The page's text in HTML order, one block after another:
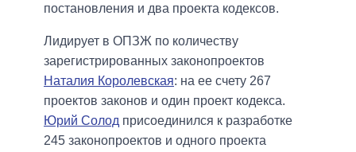
постановления и два проекта кодексов.
Лидирует в ОПЗЖ по количеству
зарегистрированных законопроектов
Наталия Королевская: на ее счету 267
проектов законов и один проект кодекса.
Юрий Солод присоединился к разработке
245 законопроектов и одного проекта